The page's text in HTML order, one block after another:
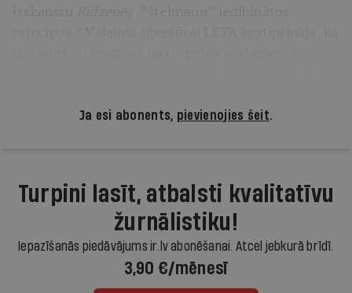
Ja esi abonents, pievienojies šeit.
Turpini lasīt, atbalsti kvalitatīvu
žurnālistiku!
Iepazīšanās piedāvājums ir.lv abonēšanai. Atcel jebkurā brīdī.
3,90 €/mēnesī